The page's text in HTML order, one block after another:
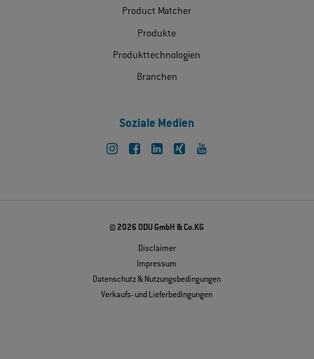
Product Matcher
Produkte
Produkttechnologien
Branchen
Soziale Medien
© 2026 ODU GmbH & Co.KG
Disclaimer
Impressum
Datenschutz & Nutzungsbedingungen
Verkaufs- und Lieferbedingungen